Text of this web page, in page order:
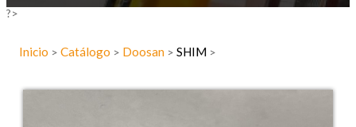
?>
Inicio > Catálogo > Doosan > SHIM >